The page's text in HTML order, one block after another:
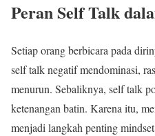
Peran Self Talk
Setiap orang berbicara pada
self talk negatif mendominasi,
menurun. Sebaliknya, self talk
ketenangan batin. Karena itu,
menjadi langkah penting